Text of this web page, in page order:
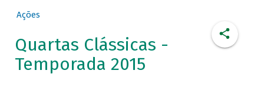
Ações
Quartas Clássicas -
Temporada 2015